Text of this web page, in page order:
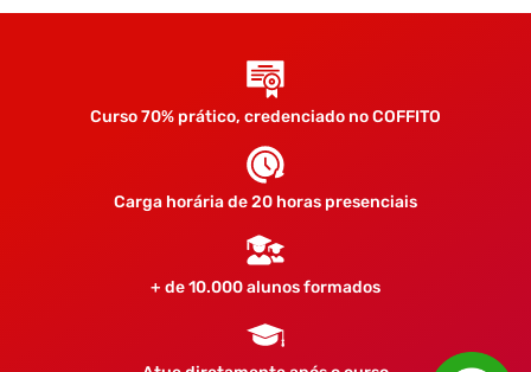
Curso 70% prático, credenciado no COFFITO
Carga horária de 20 horas presenciais
+ de 10.000 alunos formados